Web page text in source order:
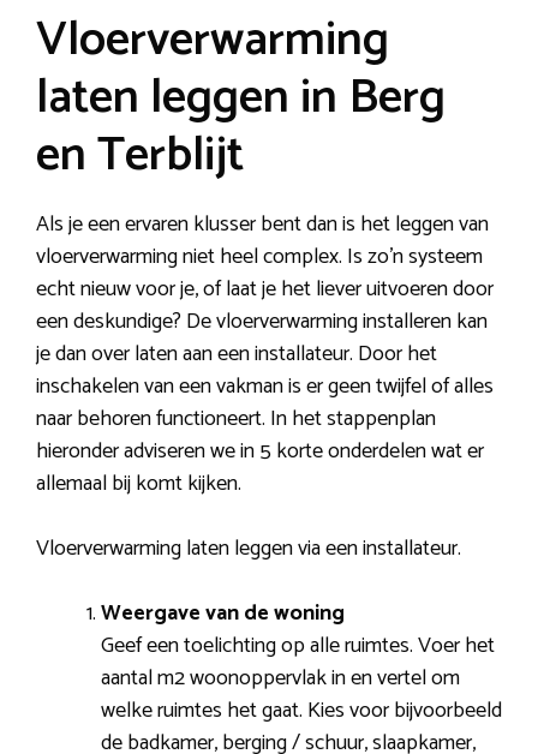
Vloerverwarming
laten leggen in Berg
en Terblijt
Als je een ervaren klusser bent dan is het leggen van
vloerverwarming niet heel complex. Is zo’n systeem
echt nieuw voor je, of laat je het liever uitvoeren door
een deskundige? De vloerverwarming installeren kan
je dan over laten aan een installateur. Door het
inschakelen van een vakman is er geen twijfel of alles
naar behoren functioneert. In het stappenplan
hieronder adviseren we in 5 korte onderdelen wat er
allemaal bij komt kijken.
Vloerverwarming laten leggen via een installateur.
Weergave van de woning
Geef een toelichting op alle ruimtes. Voer het
aantal m2 woonoppervlak in en vertel om
welke ruimtes het gaat. Kies voor bijvoorbeeld
de badkamer, berging / schuur, slaapkamer,